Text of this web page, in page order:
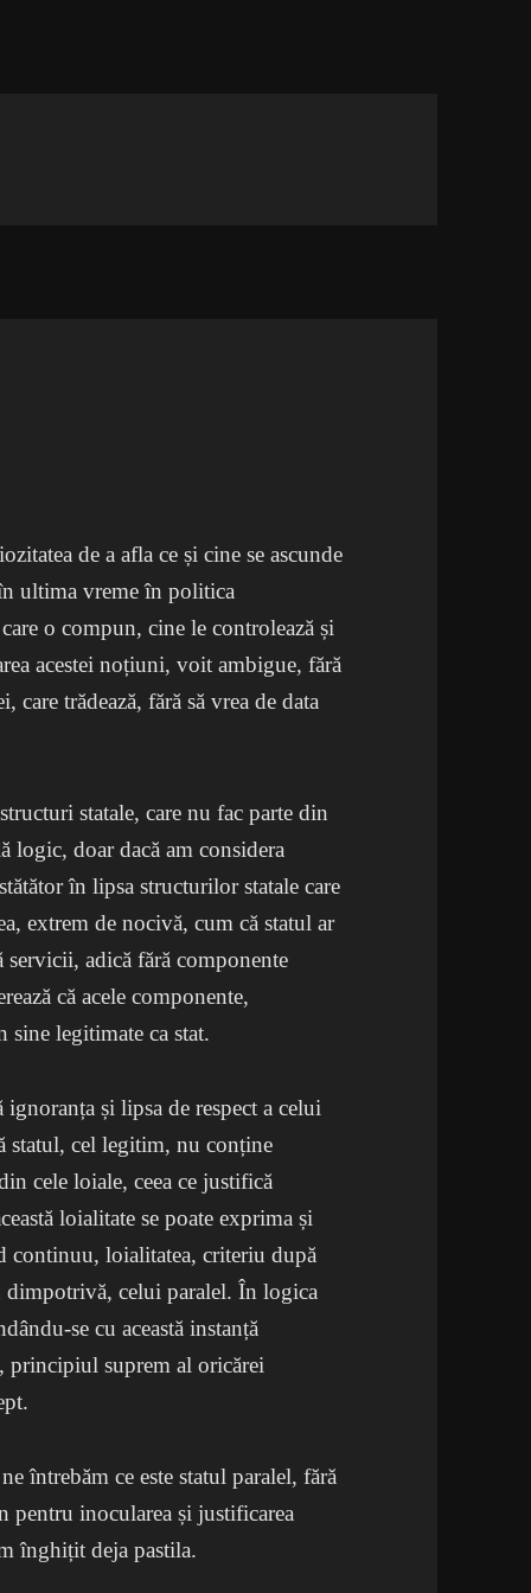
de a afla ce și cine se ascunde
ultima vreme în politica
o compun, cine le controlează și
acestei noțiuni, voit ambigue, fără
care trădează, fără să vrea de data
statale, care nu fac parte din
logic, doar dacă am considera
în lipsa structurilor statale care
extrem de nocivă, cum că statul ar
adică fără componente
că acele componente,
sine legitimate ca stat.
și lipsa de respect a celui
statul, cel legitim, nu conține
cele loiale, ceea ce justifică
loialitate se poate exprima și
continuu, loialitatea, criteriu după
celui paralel. În logica
se cu această instanță
principiul suprem al oricărei
întrebăm ce este statul paralel, fără
pentru inocularea și justificarea
înghițit deja pastila.